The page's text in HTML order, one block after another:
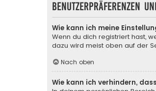
Benutzerpräferenzen
Wie kann ich meine
Wenn du dich registriert hast,
dazu wird meist oben auf der
Nach oben
Wie kann ich verhindern,